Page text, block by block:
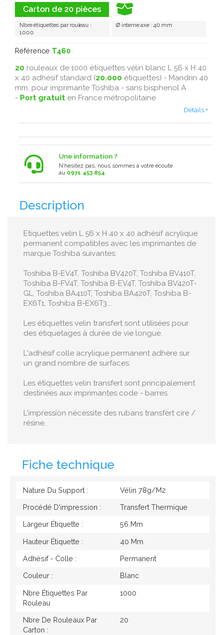
Carton de 20 pièces
Nbre étiquettes par rouleau :
1000
Ø interne axe : 40 mm
Référence T460
20 rouleaux de 1000 étiquettes vélin blanc L 56 x H 40
x 40 adhésif standard (20.000 étiquettes) - Mandrin 40
mm, pour imprimante Toshiba - sans bisphenol A
- Port gratuit en France métropolitaine
Détails +
Une information ?
N’hésitez pas, nous sommes à votre écoute
au 0971 453 854
Description
Etiquettes velin L 56 x H 40 x 40 adhésif acrylique
permanent compatibles avec les imprimantes de
marque Toshiba suivantes:
Toshiba B-EV4T , Toshiba BV420T , Toshiba BV410T ,
Toshiba B-FV4T , Toshiba B-EV4T , Toshiba BV420T-
GL, Toshiba BA410T, Toshiba BA420T, Toshiba B-
EX6T1, Toshiba B-EX6T3...
Les étiquettes velin transfert sont utilisées pour
des étiquetages à durée de vie longue.
L'adhésif colle acrylique permanent adhère sur
un grand nombre de surfaces.
Les étiquettes velin transfert sont principalement
destinées aux imprimantes code - barres.
L'impression nécessite des rubans transfert cire /
résine.
Fiche technique
Nature Du Support : Vélin 78g/M2
Procédé D'impression : Transfert Thermique
Largeur Étiquette : 56 Mm
Hauteur Étiquette : 40 Mm
Adhésif - Colle : Permanent
Couleur : Blanc
Nbre Étiquettes Par
Rouleau
1000
Nbre De Rouleaux Par
Carton :
20